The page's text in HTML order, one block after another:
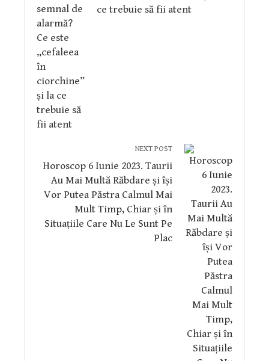
ce trebuie să fii atent
NEXT POST
Horoscop 6 Iunie 2023. Taurii
Au Mai Multă Răbdare și își
Vor Putea Păstra Calmul Mai
Mult Timp, Chiar și în
Situațiile Care Nu Le Sunt Pe
Plac